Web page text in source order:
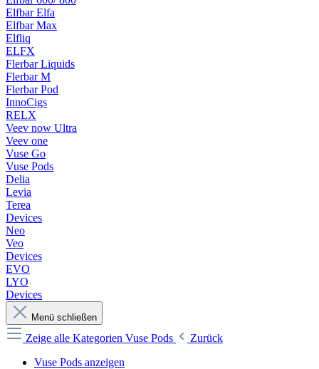
Elfbar Elfa
Elfbar Max
Elfliq
ELFX
Flerbar Liquids
Flerbar M
Flerbar Pod
InnoCigs
RELX
Veev now Ultra
Veev one
Vuse Go
Vuse Pods
Delia
Levia
Terea
Devices
Neo
Veo
Devices
EVO
LYO
Devices
Menü schließen
Zeige alle Kategorien Vuse Pods
Zurück
Vuse Pods anzeigen